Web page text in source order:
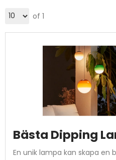
of 1
Bästa Dipping
En unik lampa kan skapa